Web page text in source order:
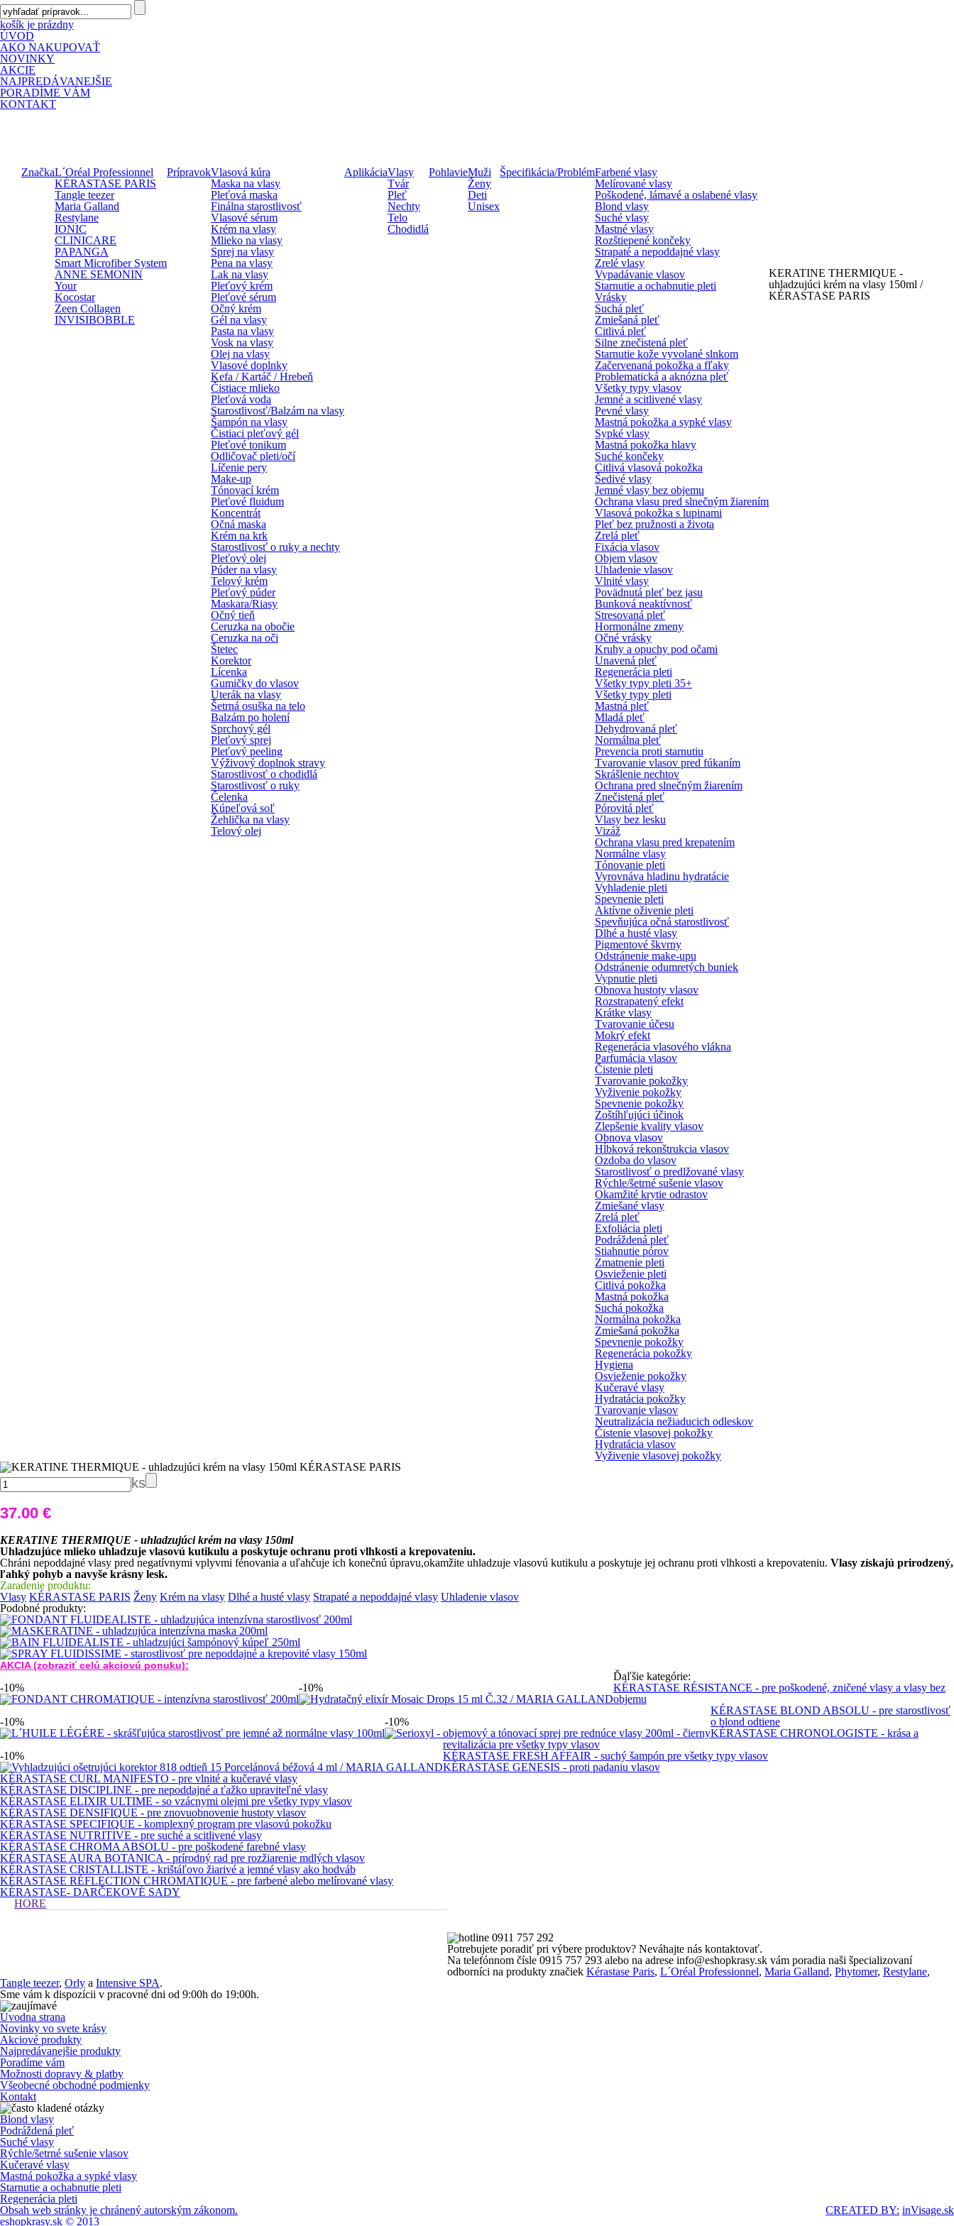
košík je prázdny
ÚVOD
AKO NAKUPOVAŤ
NOVINKY
AKCIE
NAJPREDÁVANEJŠIE
PORADÍME VÁM
KONTAKT
ZnačkaL´Oréal Professionnel
KÉRASTASE PARIS
Tangle teezer
Maria Galland
Restylane
IONIC
CLINICARE
PAPANGA
Smart Microfiber System
ANNE SEMONIN
Your
Kocostar
Zeen Collagen
INVISIBOBBLE
PrípravokVlasová kúra
Maska na vlasy
Pleťová maska
Finálna starostlivosť
Vlasové sérum
Krém na vlasy
Mlieko na vlasy
Sprej na vlasy
Pena na vlasy
Lak na vlasy
Pleťový krém
Pleťové sérum
Očný krém
Gél na vlasy
Pasta na vlasy
Vosk na vlasy
Olej na vlasy
Vlasové doplnky
Kefa / Kartáč / Hrebeň
Čistiace mlieko
Pleťová voda
Starostlivosť/Balzám na vlasy
Šampón na vlasy
Čistiaci pleťový gél
Pleťové tonikum
Odličovač pleti/očí
Líčenie pery
Make-up
Tónovací krém
Pleťové fluidum
Koncentrát
Očná maska
Krém na krk
Starostlivosť o ruky a nechty
Pleťový olej
Púder na vlasy
Telový krém
Pleťový púder
Maskara/Riasy
Očný tieň
Ceruzka na obočie
Ceruzka na oči
Štetec
Korektor
Lícenka
Gumičky do vlasov
Uterák na vlasy
Šetrná osuška na telo
Balzám po holení
Sprchový gél
Pleťový sprej
Pleťový peeling
Výživový doplnok stravy
Starostlivosť o chodidlá
Starostlivosť o ruky
Čelenka
Kúpeľová soľ
Žehlička na vlasy
Telový olej
AplikáciaVlasy
Tvár
Pleť
Nechty
Telo
Chodidlá
PohlavieMuži
Ženy
Deti
Unisex
Špecifikácia/ProblémFarbené vlasy
Melírované vlasy
Poškodené, lámavé a oslabené vlasy
Blond vlasy
Suché vlasy
Mastné vlasy
Rozštiepené končeky
Strapaté a nepoddajné vlasy
Zrelé vlasy
Vypadávanie vlasov
Starnutie a ochabnutie pleti
Vrásky
Suchá pleť
Zmiešaná pleť
Citlivá pleť
Silne znečistená pleť
Starnutie kože vyvolané slnkom
Začervenaná pokožka a fľaky
Problematická a aknózna pleť
Všetky typy vlasov
Jemné a scitlivené vlasy
Pevné vlasy
Mastná pokožka a sypké vlasy
Sypké vlasy
Mastná pokožka hlavy
Suché končeky
Citlivá vlasová pokožka
Šedivé vlasy
Jemné vlasy bez objemu
Ochrana vlasu pred slnečným žiarením
Vlasová pokožka s lupinami
Pleť bez pružnosti a života
Zrelá pleť
Fixácia vlasov
Objem vlasov
Uhladenie vlasov
Vlnité vlasy
Povädnutá pleť bez jasu
Bunková neaktívnosť
Stresovaná pleť
Hormonálne zmeny
Očné vrásky
Kruhy a opuchy pod očami
Unavená pleť
Regenerácia pleti
Všetky typy pleti 35+
Všetky typy pleti
Mastná pleť
Mladá pleť
Dehydrovaná pleť
Normálna pleť
Prevencia proti starnutiu
Tvarovanie vlasov pred fúkaním
Skrášlenie nechtov
Ochrana pred slnečným žiarením
Znečistená pleť
Pórovitá pleť
Vlasy bez lesku
Vizáž
Ochrana vlasu pred krepatením
Normálne vlasy
Tónovanie pleti
Vyrovnáva hladinu hydratácie
Vyhladenie pleti
Spevnenie pleti
Aktívne oživenie pleti
Spevňujúca očná starostlivosť
Dlhé a husté vlasy
Pigmentové škvrny
Odstránenie make-upu
Odstránenie odumretých buniek
Vypnutie pleti
Obnova hustoty vlasov
Rozstrapatený efekt
Krátke vlasy
Tvarovanie účesu
Mokrý efekt
Regenerácia vlasového vlákna
Parfumácia vlasov
Čistenie pleti
Tvarovanie pokožky
Vyživenie pokožky
Spevnenie pokožky
Zoštíhľujúci účinok
Zlepšenie kvality vlasov
Obnova vlasov
Hĺbková rekonštrukcia vlasov
Ozdoba do vlasov
Starostlivosť o predlžované vlasy
Rýchle/šetrné sušenie vlasov
Okamžité krytie odrastov
Zmiešané vlasy
Zrelá pleť
Exfoliácia pleti
Podráždená pleť
Stiahnutie pórov
Zmatnenie pleti
Osvieženie pleti
Citlivá pokožka
Mastná pokožka
Suchá pokožka
Normálna pokožka
Zmiešaná pokožka
Spevnenie pokožky
Regenerácia pokožky
Hygiena
Osvieženie pokožky
Kučeravé vlasy
Hydratácia pokožky
Tvarovanie vlasov
Neutralizácia nežiaducich odleskov
Čistenie vlasovej pokožky
Hydratácia vlasov
Vyživenie vlasovej pokožky
KERATINE THERMIQUE -
uhladzujúci krém na vlasy 150ml /
KÉRASTASE PARIS
ks
37.00 €
KERATINE THERMIQUE - uhladzujúci krém na vlasy 150ml
Uhladzujúce mlieko uhladzuje vlasovú kutikulu a poskytuje ochranu proti vlhkosti a krepovateniu.
Chráni nepoddajné vlasy pred negatívnymi vplyvmi fénovania a uľahčuje ich konečnú úpravu,okamžite uhladzuje vlasovú kutikulu a poskytuje jej ochranu proti vlhkosti a krepovateniu. Vlasy získajú prirodzený,
ľahký pohyb a navyše krásny lesk.
Zaradenie produktu:
Vlasy KÉRASTASE PARIS Ženy Krém na vlasy Dlhé a husté vlasy Strapaté a nepoddajné vlasy Uhladenie vlasov
Podobné produkty:
AKCIA (zobraziť celú akciovú ponuku):
-10% -10%
-10% -10%
-10%
Ďaľšie kategórie:
KÉRASTASE RÉSISTANCE - pre poškodené, zničené vlasy a vlasy bez
objemu
KÉRASTASE BLOND ABSOLU - pre starostlivosť
o blond odtiene
KÉRASTASE CHRONOLOGISTE - krása a
revitalizácia pre všetky typy vlasov
KÉRASTASE FRESH AFFAIR - suchý šampón pre všetky typy vlasov
KÉRASTASE GENESIS - proti padaniu vlasov
KÉRASTASE CURL MANIFESTO - pre vlnité a kučeravé vlasy
KÉRASTASE DISCIPLINE - pre nepoddajné a ťažko upraviteľné vlasy
KÉRASTASE ELIXIR ULTIME - so vzácnymi olejmi pre všetky typy vlasov
KÉRASTASE DENSIFIQUE - pre znovuobnovenie hustoty vlasov
KÉRASTASE SPECIFIQUE - komplexný program pre vlasovú pokožku
KÉRASTASE NUTRITIVE - pre suché a scitlivené vlasy
KÉRASTASE CHROMA ABSOLU - pre poškodené farebné vlasy
KÉRASTASE AURA BOTANICA - prírodný rad pre rozžiarenie mdlých vlasov
KÉRASTASE CRISTALLISTE - krištáľovo žiarivé a jemné vlasy ako hodváb
KÉRASTASE RÉFLECTION CHROMATIQUE - pre farbené alebo melírované vlasy
KÉRASTASE- DARČEKOVÉ SADY
HORE
Potrebujete poradiť pri výbere produktov? Neváhajte nás kontaktovať.
Na telefónnom čísle 0915 757 293 alebo na adrese info@eshopkrasy.sk vám poradia naši špecializovaní
odborníci na produkty značiek Kérastase Paris, L´Oréal Professionnel, Maria Galland, Phytomer, Restylane,
Tangle teezer, Orly a Intensive SPA.
Sme vám k dispozícii v pracovné dni od 9:00h do 19:00h.
Úvodna strana
Novinky vo svete krásy
Akciové produkty
Najpredávanejšie produkty
Poradíme vám
Možnosti dopravy & platby
Všeobecné obchodné podmienky
Kontakt
Blond vlasy
Podráždená pleť
Suché vlasy
Rýchle/šetrné sušenie vlasov
Kučeravé vlasy
Mastná pokožka a sypké vlasy
Starnutie a ochabnutie pleti
Regenerácia pleti
CREATED BY: inVisage.sk
Obsah web stránky je chránený autorským zákonom.
eshopkrasy.sk © 2013